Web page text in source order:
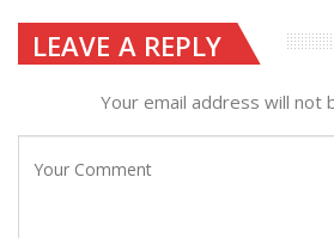
LEAVE A REPLY
Your email address will not